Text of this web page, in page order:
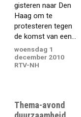
gisteren naar Den
Haag om te
protesteren tegen
de komst van een...
woensdag 1
december 2010
RTV-NH
Thema-avond